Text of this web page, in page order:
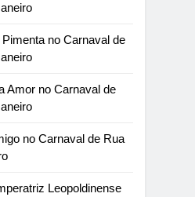
no Carnaval de
Amor no Carnaval de
no Carnaval de Rua
Leopoldinense